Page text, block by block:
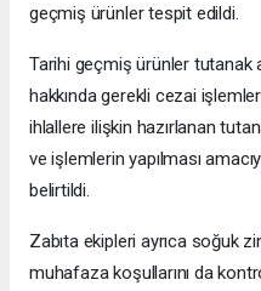
geçmiş ürünler tespit edildi.
Tarihi geçmiş ürünler tutanak
hakkında gerekli cezai
ihlallere ilişkin hazırlanan
ve işlemlerin yapılması
belirtildi.
Zabıta ekipleri ayrıca soğuk
muhafaza koşullarını da